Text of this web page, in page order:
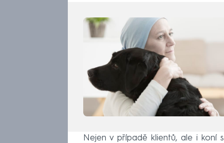
Nejen v případě klientů, ale i koní